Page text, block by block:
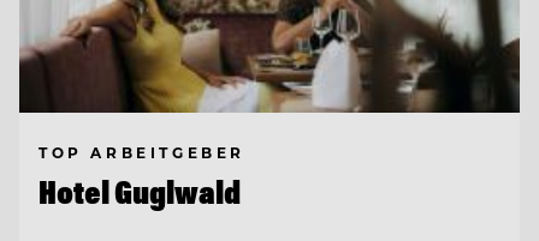
TOP ARBEITGEBER
Hotel Guglwald